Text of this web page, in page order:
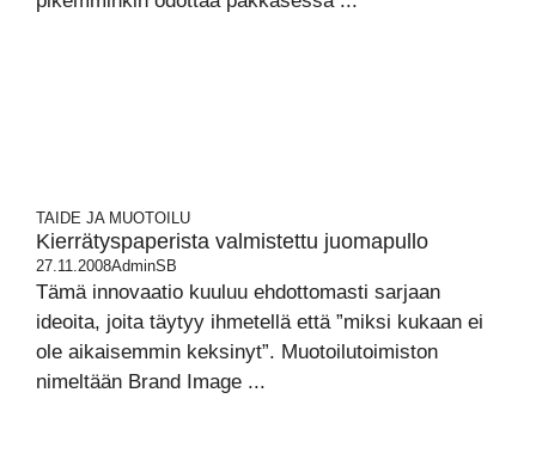
TAIDE JA MUOTOILU
Kierrätyspaperista valmistettu juomapullo
27.11.2008AdminSB
Tämä innovaatio kuuluu ehdottomasti sarjaan
ideoita, joita täytyy ihmetellä että ”miksi kukaan ei
ole aikaisemmin keksinyt”. Muotoilutoimiston
nimeltään Brand Image ...